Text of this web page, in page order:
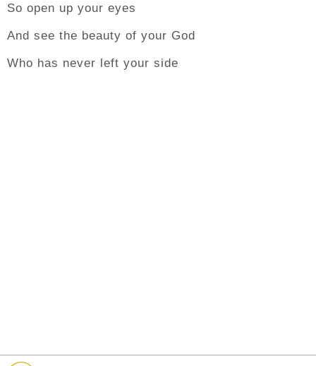
So open up your eyes
And see the beauty of your God
Who has never left your side